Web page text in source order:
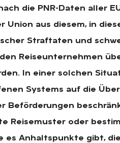
die PNR-Daten aller
aus diesem, in
Straftaten und
Reiseunternehmen
In einer solchen
Systems auf die
Beförderungen
Reisemuster oder
es Anhaltspunkte gibt,